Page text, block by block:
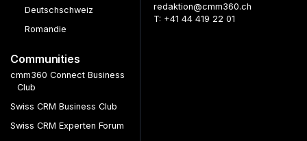
Deutschschweiz
Romandie
Communities
cmm360 Connect Business
Club
Swiss CRM Business Club
Swiss CRM Experten Forum
redaktion@cmm360.ch
T: +41 44 419 22 01